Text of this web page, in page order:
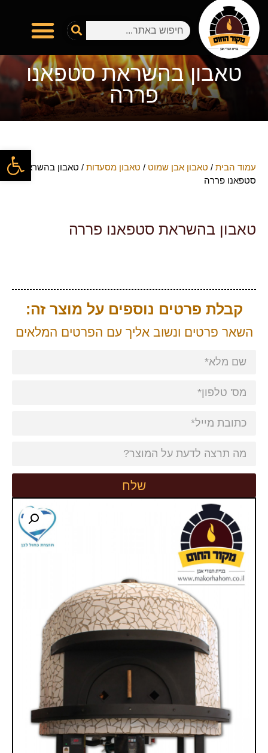
טאבון בהשראת סטפאנו
פררה
עמוד הבית / טאבון אבן שמוט / טאבון מסעדות / טאבון בהשראת
סטפאנו פררה
טאבון בהשראת סטפאנו פררה
קבלת פרטים נוספים על מוצר זה:
השאר פרטים ונשוב אליך עם הפרטים המלאים
שלח